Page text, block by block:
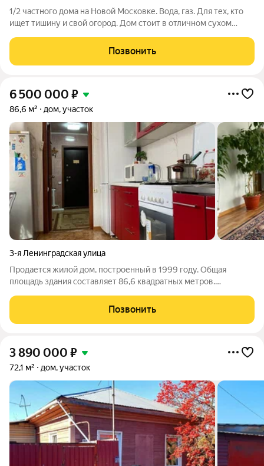
1/2 частного дома на Новой Московке. Вода, газ. Для тех, кто
ищет тишину и свой огород. Дом стоит в отличном сухом
Характеристики: Площадь дома 63,65 ( площадь нашей доли)
(хватит на семью из 3-4
Позвонить
6 500 000 ₽
86,6 м² дом, участок
3-я Ленинградская улица
Продается жилой дом, построенный в 1999 году. Общая
площадь здания составляет 86,6 квадратных метров.
на возвышенности, что обеспечивает высокий уровень
гидроизоляции и устойчивость к
Позвонить
3 890 000 ₽
72,1 м² дом, участок